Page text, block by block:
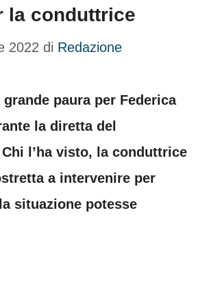
la conduttrice
2022 di Redazione
paura per Federica
la diretta del
l’ha visto, la conduttrice
a intervenire per
situazione potesse